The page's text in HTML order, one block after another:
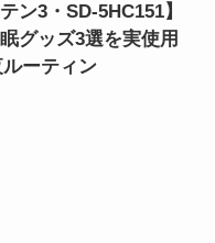
ン3・SD-5HC151】
グッズ3選を実使用
ーティン